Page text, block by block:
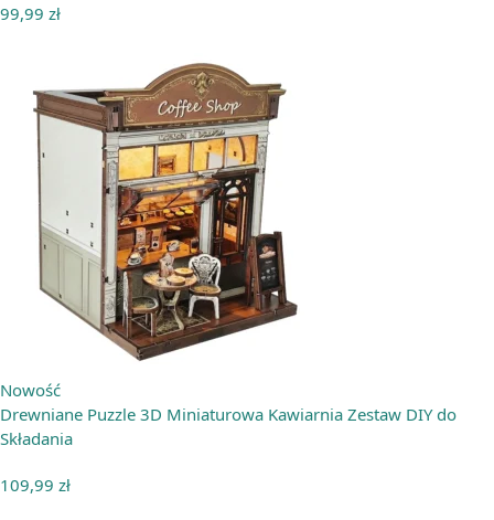
99,99 zł
Nowość
Drewniane Puzzle 3D Miniaturowa Kawiarnia Zestaw DIY do
Składania
109,99 zł